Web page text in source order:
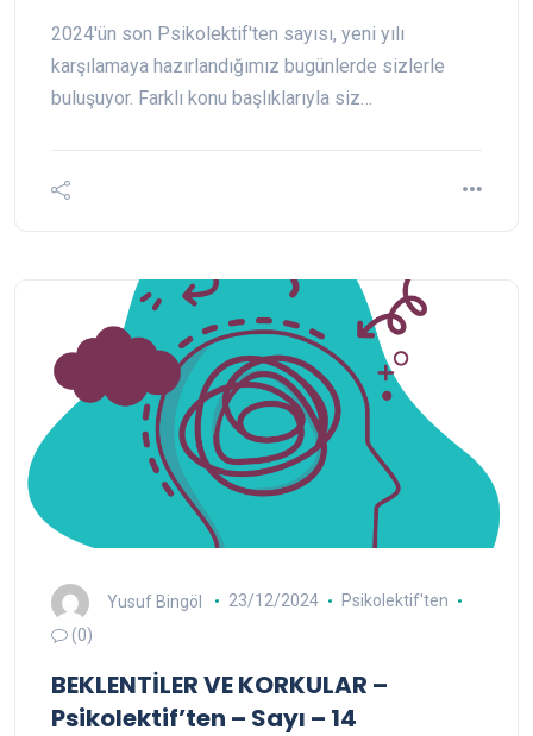
2024'ün son Psikolektif'ten sayısı, yeni yılı
karşılamaya hazırlandığımız bugünlerde sizlerle
buluşuyor. Farklı konu başlıklarıyla siz…
Yusuf Bingöl 23/12/2024
Psikolektif'ten
(0)
BEKLENTİLER VE KORKULAR –
Psikolektif’ten – Sayı – 14